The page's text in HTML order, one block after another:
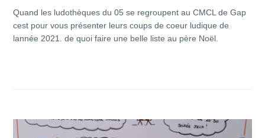
Quand les ludothèques du 05 se regroupent au CMCL de Gap
cest pour vous présenter leurs coups de coeur ludique de
lannée 2021. de quoi faire une belle liste au père Noël.